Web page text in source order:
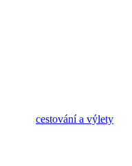
cestování a výlety